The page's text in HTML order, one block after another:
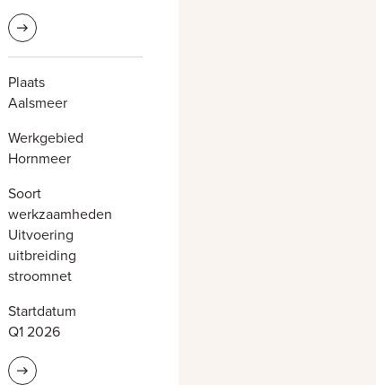
Lees meer informatie
Plaats
Aalsmeer
Werkgebied
Hornmeer
Soort
werkzaamheden
Uitvoering
uitbreiding
stroomnet
Startdatum
Q1 2026